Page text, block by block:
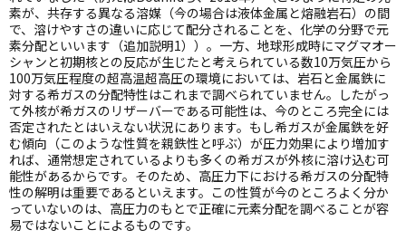
素が、共存する異なる溶媒（今の場合は液体金属と熔融岩石）の間
で、溶けやすさの違いに応じて配分されることを、化学の分野で元
素分配といいます（追加説明1））。一方、地球形成時にマグマオー
シャンと初期核との反応が生じたと考えられている数10万気圧から
100万気圧程度の超高温超高圧の環境においては、岩石と金属鉄に
対する希ガスの分配特性はこれまで調べられていません。したがっ
て外核が希ガスのリザーバーである可能性は、今のところ完全には
否定されたとはいえない状況にあります。もし希ガスが金属鉄を好
む傾向（このような性質を親鉄性と呼ぶ）が圧力効果により増加す
れば、通常想定されているよりも多くの希ガスが外核に溶け込む可
能性があるからです。そのため、高圧力下における希ガスの分配特
性の解明は重要であるといえます。この性質が今のところよく分か
っていないのは、高圧力のもとで正確に元素分配を調べることが容
易ではないことによるものです。